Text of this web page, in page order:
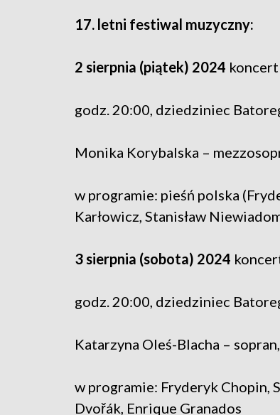
17. letni festiwal muzyczny:
2 sierpnia (piątek) 2024
godz. 20:00, dziedziniec
Monika Korybalska –
w programie: pieśń polska
Karłowicz, Stanisław
3 sierpnia (sobota) 2024
godz. 20:00, dziedziniec
Katarzyna Oleś-Blacha –
w programie: Fryderyk Chopin,
Dvořák, Enrique Granados